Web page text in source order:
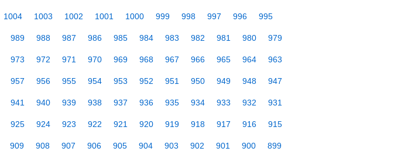
1004 1003 1002 1001 1000 999 998 997 996 995
989 988 987 986 985 984 983 982 981 980 979
973 972 971 970 969 968 967 966 965 964 963
957 956 955 954 953 952 951 950 949 948 947
941 940 939 938 937 936 935 934 933 932 931
925 924 923 922 921 920 919 918 917 916 915
909 908 907 906 905 904 903 902 901 900 899